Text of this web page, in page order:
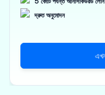
দ্রুত অনুমোদন